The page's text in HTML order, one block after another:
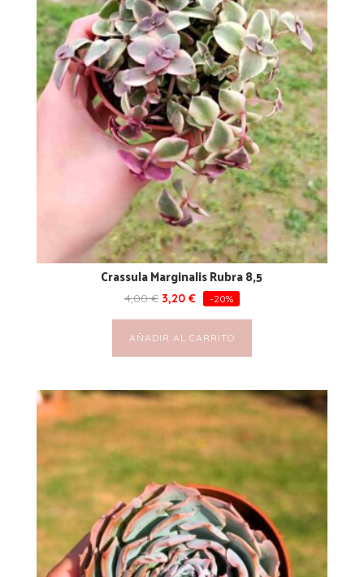
Crassula Marginalis Rubra 8,5
4,00€ 3,20 € -20%
AÑADIR AL CARRITO